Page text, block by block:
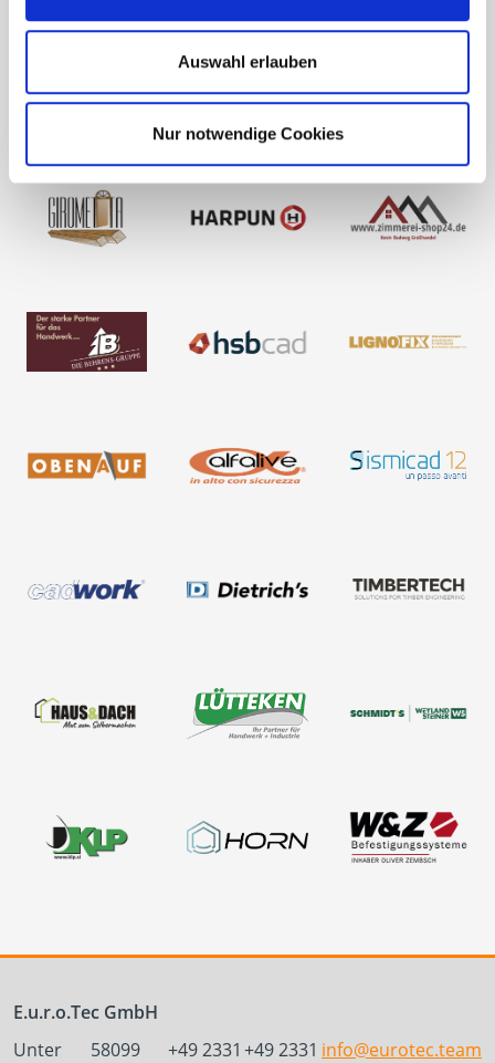
Auswahl erlauben
Nur notwendige Cookies
E.u.r.o.Tec GmbH
Unter
58099
+49 2331 +49 2331 info@eurotec.team